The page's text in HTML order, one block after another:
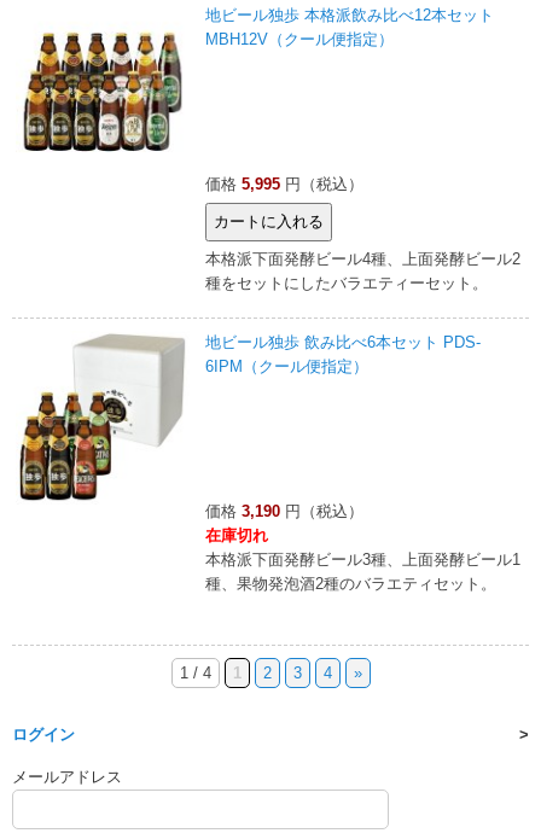
地ビール独歩 本格派飲み比べ12本セット
MBH12V（クール便指定）
価格 5,995 円（税込）
本格派下面発酵ビール4種、上面発酵ビール2
種をセットにしたバラエティーセット。
地ビール独歩 飲み比べ6本セット PDS-
6IPM（クール便指定）
価格 3,190 円（税込）
在庫切れ
本格派下面発酵ビール3種、上面発酵ビール1
種、果物発泡酒2種のバラエティセット。
1 / 4 1 2 3 4 »
ログイン
メールアドレス